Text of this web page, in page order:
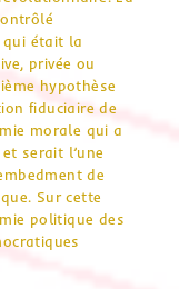
qui était la
privée ou
hypothèse
fiduciaire de
morale qui a
serait l’une
de
Sur cette
politique des